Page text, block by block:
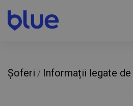
Șoferi / Informații legate